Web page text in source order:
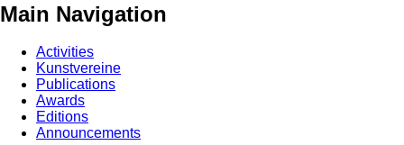
Main Navigation
Activities
Kunstvereine
Publications
Awards
Editions
Announcements